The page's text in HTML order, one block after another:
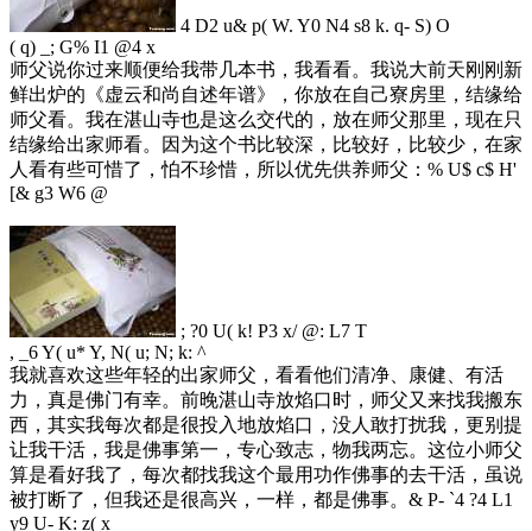
4 D2 u& p( W. Y0 N4 s8 k. q- S) O
( q) _; G% I1 @4 x
师父说你过来顺便给我带几本书，我看看。我说大前天刚刚新
鲜出炉的《虚云和尚自述年谱》，你放在自己寮房里，结缘给
师父看。我在湛山寺也是这么交代的，放在师父那里，现在只
结缘给出家师看。因为这个书比较深，比较好，比较少，在家
人看有些可惜了，怕不珍惜，所以优先供养师父： % U$ c$ H'
[& g3 W6 @
; ?0 U( k! P3 x/ @: L7 T
, _6 Y( u* Y, N( u; N; k: ^
我就喜欢这些年轻的出家师父，看看他们清净、康健、有活
力，真是佛门有幸。前晚湛山寺放焰口时，师父又来找我搬东
西，其实我每次都是很投入地放焰口，没人敢打扰我，更别提
让我干活，我是佛事第一，专心致志，物我两忘。这位小师父
算是看好我了，每次都找我这个最用功作佛事的去干活，虽说
被打断了，但我还是很高兴，一样，都是佛事。 & P- `4 ?4 L1
y9 U- K: z( x